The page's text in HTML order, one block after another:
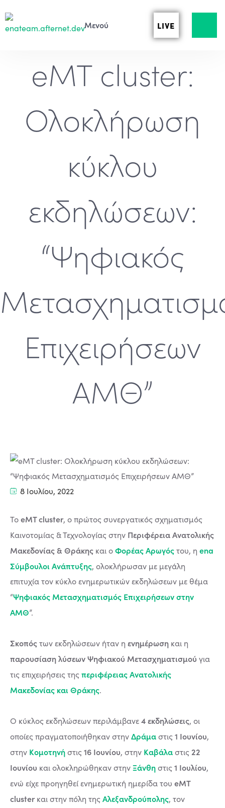
LIVE
eMT cluster:
Ολοκλήρωση
κύκλου
εκδηλώσεων:
“Ψηφιακός
Επιχειρήσεων
ΑΜΘ”
8 Ιουλίου, 2022
ΤοeMT cluster, ο πρώτος συνεργατικός σχηματισμός
Καινοτομίας & Τεχνολογίας στην Περιφέρεια Ανατολικής
Μακεδονίας & Θράκης και οΦορέας Αρωγόςτου, η ena
Σύμβουλοι Ανάπτυξης, ολοκλήρωσαν με μεγάλη
επιτυχία τον κύκλο ενημερωτικών εκδηλώσεων με θέμα
“Ψηφιακός Μετασχηματισμός Επιχειρήσεων στην
ΑΜΘ”.
Σκοπόςτων εκδηλώσεων ήταν η ενημέρωση και η
παρουσίαση λύσεων Ψηφιακού Μετασχηματισμού για
τις επιχειρήσεις τηςπεριφέρειας Ανατολικής
Μακεδονίας και Θράκης.
Ο κύκλος εκδηλώσεων περιλάμβανε4 εκδηλώσεις, οι
οποίες πραγματοποιήθηκαν στηνΔράμαστις1 Ιουνίου,
στην Κομοτηνήστις16 Ιουνίου, στην Καβάλαστις22
Ιουνίου και ολοκληρώθηκαν στηνΞάνθηστις1 Ιουλίου,
ενώ είχε προηγηθεί ενημερωτική ημερίδα του eMT
clusterκαι στην πόλη τηςΑλεξανδρούπολης, τον